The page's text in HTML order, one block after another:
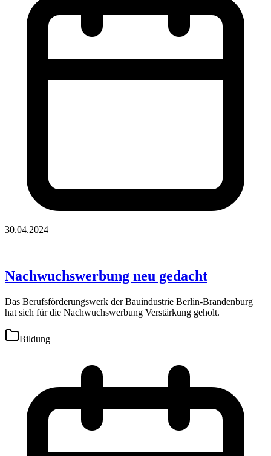
30.04.2024
Nachwuchswerbung neu gedacht
Das Berufsförderungswerk der Bauindustrie Berlin-Brandenburg
hat sich für die Nachwuchswerbung Verstärkung geholt.
Bildung